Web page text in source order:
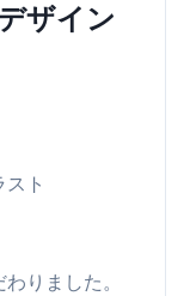
ザイン
ト
りました。